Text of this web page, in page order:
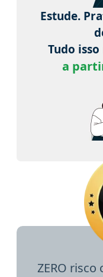
Estude.
Tudo
a
ZERO